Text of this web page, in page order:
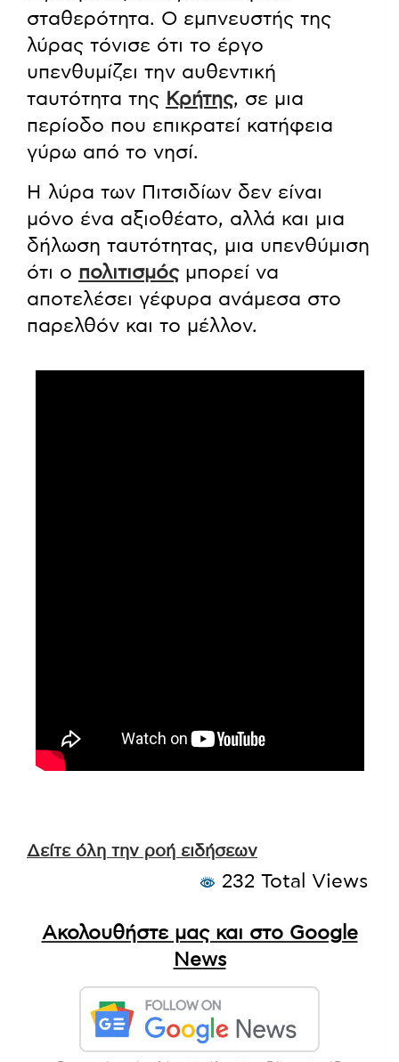
σταθερότητα. Ο εμπνευστής της
λύρας τόνισε ότι το έργο
υπενθυμίζει την αυθεντική
ταυτότητα της Κρήτης, σε μια
περίοδο που επικρατεί κατήφεια
γύρω από το νησί.
Η λύρα των Πιτσιδίων δεν είναι
μόνο ένα αξιοθέατο, αλλά και μια
δήλωση ταυτότητας, μια υπενθύμιση
ότι ο πολιτισμόςμπορεί να
αποτελέσει γέφυρα ανάμεσα στο
παρελθόν και το μέλλον.
Δείτε όλη την ροή ειδήσεων
232 Total Views
Ακολουθήστε μας και στο Google
News